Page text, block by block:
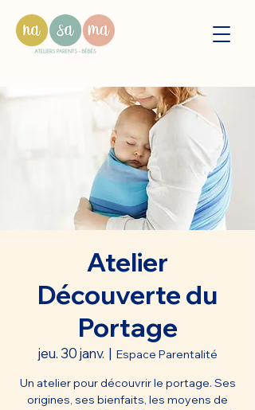
Atelier
Découverte du
Portage
jeu. 30 janv.
  |
Espace Parentalité
Un atelier pour découvrir le portage. Ses
origines, ses bienfaits, les moyens de